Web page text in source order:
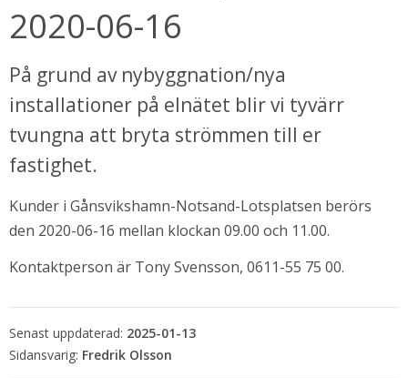
2020-06-16
På grund av nybyggnation/nya
installationer på elnätet blir vi tyvärr
tvungna att bryta strömmen till er
fastighet.
Kunder i Gånsvikshamn-Notsand-Lotsplatsen berörs
den 2020-06-16 mellan klockan 09.00 och 11.00.
Kontaktperson är Tony Svensson, 0611-55 75 00.
Senast uppdaterad: 2025-01-13
Fredrik Olsson